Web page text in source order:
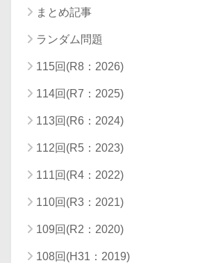
まとめ記事
ランダム問題
115回(R8：2026)
114回(R7：2025)
113回(R6：2024)
112回(R5：2023)
111回(R4：2022)
110回(R3：2021)
109回(R2：2020)
108回(H31：2019)